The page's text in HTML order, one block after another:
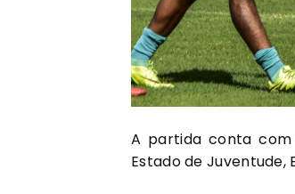
A partida conta com
Estado de Juventude,